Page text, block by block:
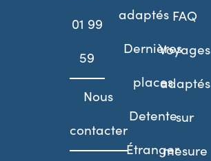
01 99
59
Nous
contacter
adaptés
Dernières
places
Detente
Étranger
FAQ
Voyages
adaptés
sur
mesure